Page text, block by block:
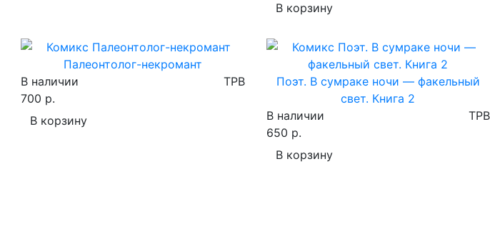
В корзину
Палеонтолог-некромант
В наличии
TPB
700 р.
В корзину
Поэт. В сумраке ночи — факельный
свет. Книга 2
В наличии
TPB
650 р.
В корзину